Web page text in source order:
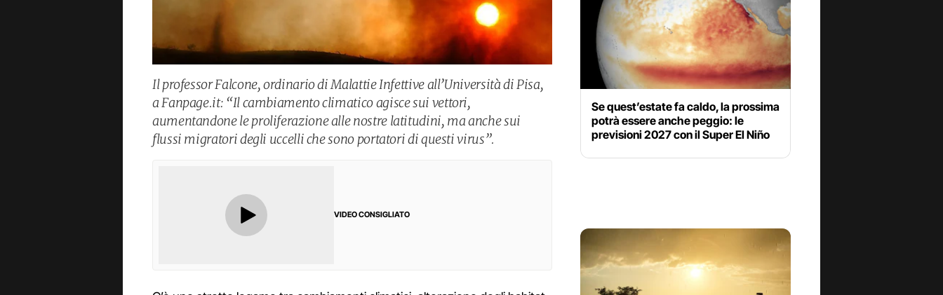
Il professor Falcone, ordinario di Malattie Infettive all’Università di Pisa,
a Fanpage.it: “Il cambiamento climatico agisce sui vettori,
aumentandone le proliferazione alle nostre latitudini, ma anche sui
flussi migratori degli uccelli che sono portatori di questi virus”.
VIDEO CONSIGLIATO
Se quest’estate fa caldo, la prossima
potrà essere anche peggio: le
previsioni 2027 con il Super El Niño